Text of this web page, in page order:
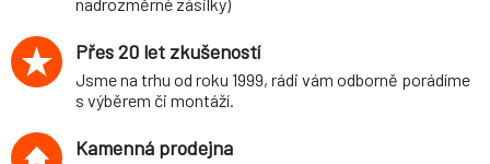
Přes 20 let zkušeností
Jsme na trhu od roku 1999, rádi vám odborně porádíme
s výběrem či montáží.
Kamenná prodejna